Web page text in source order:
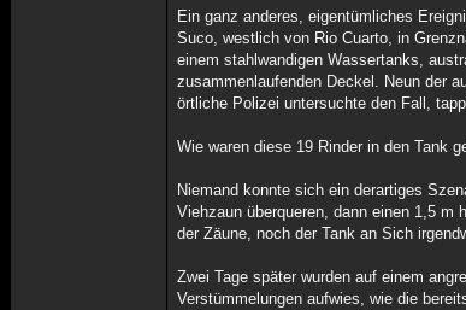
Ein ganz anderes, eigentümliches
Suco, westlich von Rio Cuarto, in
einem stahlwandigen Wassertanks,
zusammenlaufenden Deckel. Neun der
örtliche Polizei untersuchte den Fall,
Wie waren diese 19 Rinder in den Tank
Niemand konnte sich ein derartiges
Viehzaun überqueren, dann einen 1,5 m
der Zäune, noch der Tank an Sich
Zwei Tage später wurden auf einem
Verstümmelungen aufwies, wie die